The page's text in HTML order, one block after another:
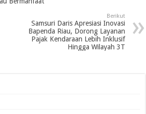
Berikut
Samsuri Daris Apresiasi Inovasi
Bapenda Riau, Dorong Layanan
Pajak Kendaraan Lebih Inklusif
Hingga Wilayah 3T